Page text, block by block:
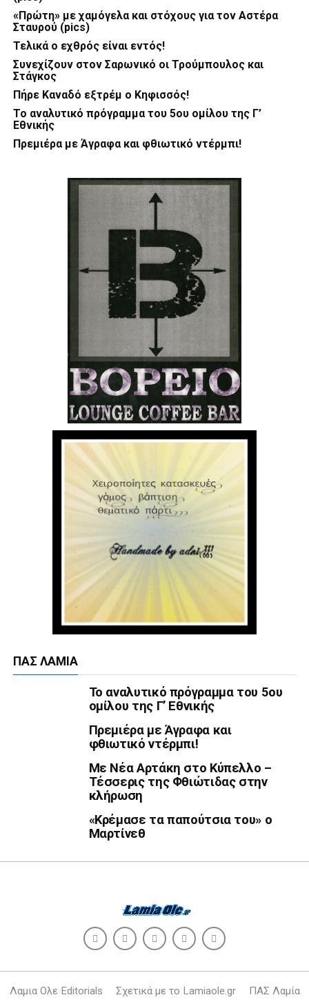
«Πρώτη» με χαμόγελα και στόχους για τον Αστέρα
Σταυρού (pics)
Τελικά ο εχθρός είναι εντός!
Συνεχίζουν στον Σαρωνικό οι Τρούμπουλος και
Στάγκος
Πήρε Καναδό εξτρέμ ο Κηφισσός!
Το αναλυτικό πρόγραμμα του 5ου ομίλου της Γ’
Εθνικής
Πρεμιέρα με Άγραφα και φθιωτικό ντέρμπι!
ΠΑΣ ΛΑΜΊΑ
Το αναλυτικό πρόγραμμα του 5ου
ομίλου της Γ’ Εθνικής
Πρεμιέρα με Άγραφα και
φθιωτικό ντέρμπι!
Με Νέα Αρτάκη στο Κύπελλο –
Τέσσερις της Φθιώτιδας στην
κλήρωση
«Κρέμασε τα παπούτσια του» ο
Μαρτίνεθ
Λαμια Ολε Editorials Σχετικά με το Lamiaole.gr
ΠΑΣ Λαμία